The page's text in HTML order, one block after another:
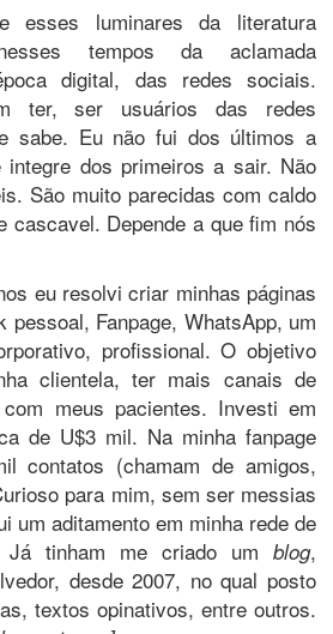
esses luminares da literatura
tempos da aclamada
digital, das redes sociais.
ter, ser usuários das redes
sabe. Eu não fui dos últimos a
integre dos primeiros a sair. Não
São muito parecidas com caldo
cascavel. Depende a que fim nós
eu resolvi criar minhas páginas
pessoal, Fanpage, WhatsApp, um
profissional. O objetivo
clientela, ter mais canais de
meus pacientes. Investi em
de U$3 mil. Na minha fanpage
contatos (chamam de amigos,
para mim, sem ser messias
um aditamento em minha rede de
Já tinham me criado um blog,
desde 2007, no qual posto
textos opinativos, entre outros.